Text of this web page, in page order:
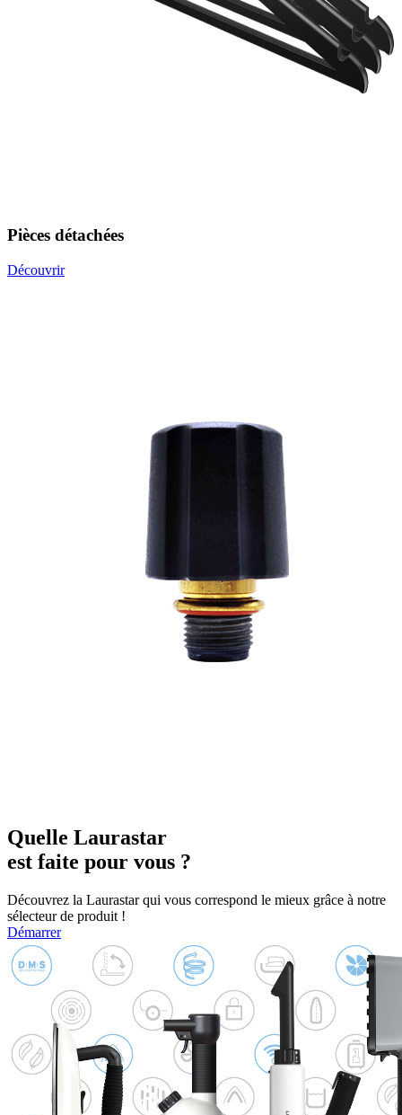
Pièces détachées
Découvrir
Quelle Laurastar
est faite pour vous ?
Découvrez la Laurastar qui vous correspond le mieux grâce à notre
sélecteur de produit !
Démarrer